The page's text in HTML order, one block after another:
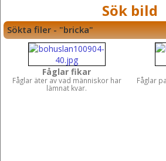
Sök bild
Sökta filer - "bricka"
Fåglar fikar
Fåglar äter av vad människor har
lämnat kvar.
Fåglar